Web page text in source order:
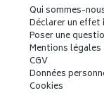
Qui sommes-
Déclarer un effet
Poser une
Mentions légales
CGV
Données
Cookies